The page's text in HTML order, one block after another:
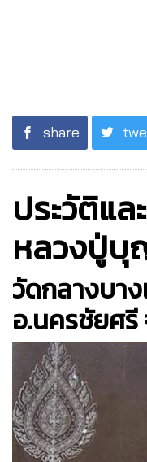
share
ประวัติแ
หลวงปู่บุ
วัดกลางบา
อ.นครชัยศ